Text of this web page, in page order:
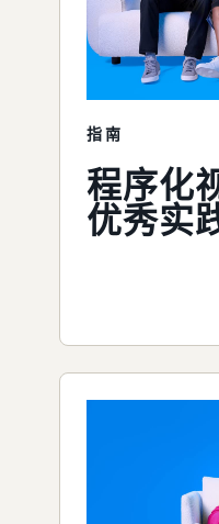
指南
程序化
优秀实